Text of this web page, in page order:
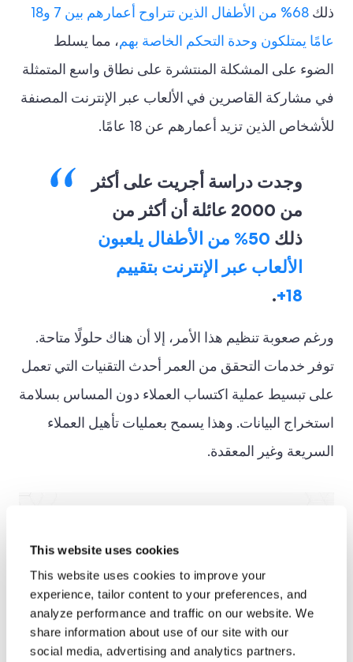
This website uses cookies
This website uses cookies to improve your
experience, tailor content to your preferences, and
analyze performance and traffic on our website. We
share information about use of our site with our
social media, advertising and analytics partners.
ذلك
68% من الأطفال الذين تتراوح أعمارهم بين 7 و18
عامًا يمتلكون وحدة التحكم الخاصة بهم، مما يسلط
الضوء على المشكلة المنتشرة على نطاق واسع المتمثلة
في مشاركة القاصرين في الألعاب عبر الإنترنت المصنفة
للأشخاص الذين تزيد أعمارهم عن 18 عامًا.
وجدت دراسة أجريت على أكثر
من 2000 عائلة أن أكثر من
ذلك
50% من الأطفال يلعبون
الألعاب عبر الإنترنت بتقييم
18+
.
ورغم صعوبة تنظيم هذا الأمر، إلا أن هناك حلولًا متاحة.
توفر خدمات التحقق من العمر أحدث التقنيات التي تعمل
على تبسيط عملية اكتساب العملاء دون المساس بسلامة
استخراج البيانات. وهذا يسمح بعمليات تأهيل العملاء
السريعة وغير المعقدة.